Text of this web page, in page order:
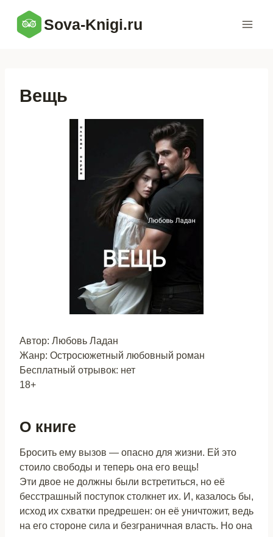
содержимому
Sova-Knigi.ru
Вещь
Автор: Любовь Ладан
Жанр: Остросюжетный любовный роман
Бесплатный отрывок: нет
18+
О книге
Бросить ему вызов — опасно для жизни. Ей это
стоило свободы и теперь она его вещь!
Эти двое не должны были встретиться, но её
бесстрашный поступок столкнет их. И, казалось бы,
исход их схватки предрешен: он её уничтожит, ведь
на его стороне сила и безграничная власть. Но она